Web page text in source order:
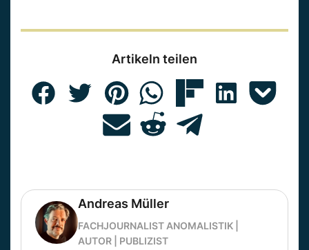
Artikeln teilen
Andreas Müller
FACHJOURNALIST ANOMALISTIK |
AUTOR | PUBLIZIST